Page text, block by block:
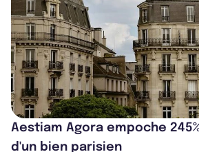
Aestiam Agora empoche
d'un bien parisien